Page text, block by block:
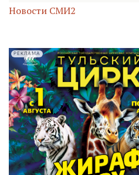
Новости СМИ2
РЕКЛАМА